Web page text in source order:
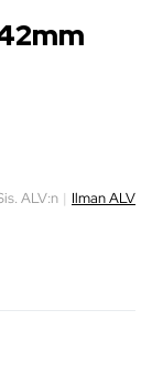
ALV:n | Ilman ALV